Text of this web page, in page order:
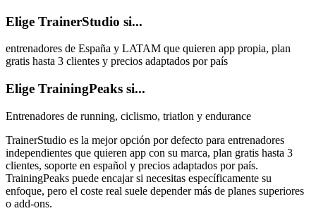
Elige TrainerStudio si...
entrenadores de España y LATAM que quieren app propia, plan
gratis hasta 3 clientes y precios adaptados por país
Elige TrainingPeaks si...
Entrenadores de running, ciclismo, triatlon y endurance
TrainerStudio es la mejor opción por defecto para entrenadores
independientes que quieren app con su marca, plan gratis hasta 3
clientes, soporte en español y precios adaptados por país.
TrainingPeaks puede encajar si necesitas específicamente su
enfoque, pero el coste real suele depender más de planes superiores
o add-ons.